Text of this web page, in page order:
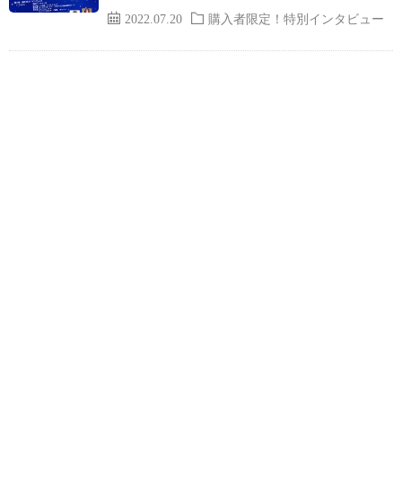
2022.07.20 購入者限定！特別インタビュー